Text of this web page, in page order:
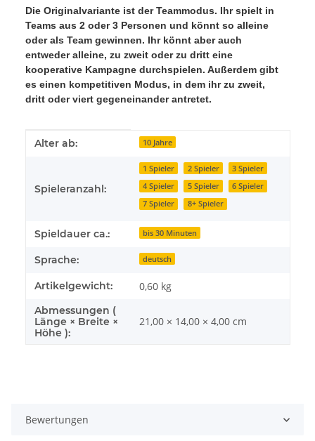
Die Originalvariante ist der Teammodus. Ihr spielt in
Teams aus 2 oder 3 Personen und könnt so alleine
oder als Team gewinnen. Ihr könnt aber auch
entweder alleine, zu zweit oder zu dritt eine
kooperative Kampagne durchspielen. Außerdem gibt
es einen kompetitiven Modus, in dem ihr zu zweit,
dritt oder viert gegeneinander antretet.
Produkteigenschaft
Wert
Alter ab: 10 Jahre
Spieleranzahl:
1 Spieler 2 Spieler
3 Spieler
4 Spieler
5 Spieler
6 Spieler
7 Spieler
8+ Spieler
Spieldauer ca.: bis 30 Minuten
Sprache: deutsch
Artikelgewicht: 0,60 kg
Abmessungen (
Länge × Breite ×
Höhe ):
21,00 × 14,00 × 4,00 cm
Bewertungen